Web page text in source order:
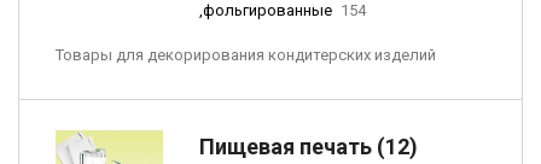
,фольгированные 154
Товары для декорирования кондитерских изделий
Пищевая печать (12)